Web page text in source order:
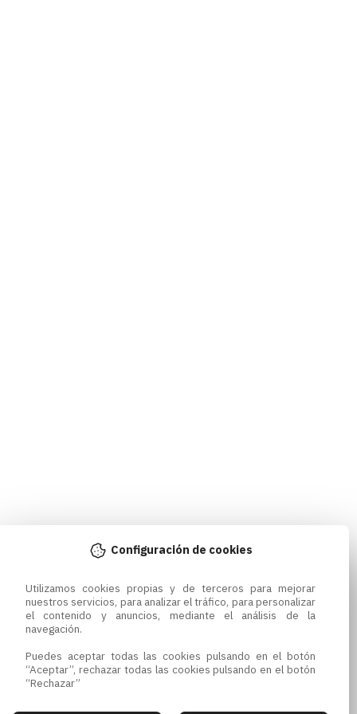
Configuración de cookies
Utilizamos cookies propias y de terceros para mejorar
nuestros servicios, para analizar el tráfico, para personalizar
el contenido y anuncios, mediante el análisis de la
navegación.
Puedes aceptar todas las cookies pulsando en el botón
“Aceptar”, rechazar todas las cookies pulsando en el botón
“Rechazar”